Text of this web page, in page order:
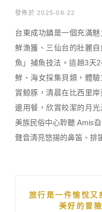
發佈於 2025-08-22
台東成功鎮是一個充滿
鮮漁獲、三仙台的壯麗
魚」捕魚技法。這趟3天
鮮、海女採集貝類，體
賞鯨豚，清晨在比西里
邊用餐，欣賞皎潔的月
美族民俗中心聆聽 Amis
聲音清亮悠揚的鼻笛、
旅行是一件愉悅又
美好的冒